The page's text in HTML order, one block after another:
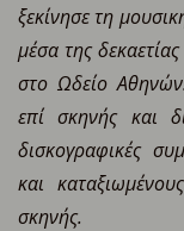
ξεκίνησε τη
μέσα της
στο Ωδείο
επί σκηνής και
δισκογραφικές
και
σκηνής.